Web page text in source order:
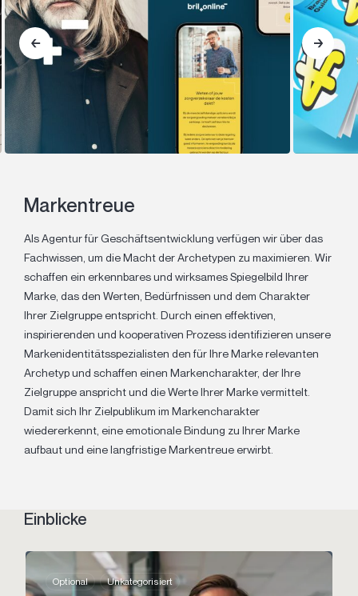
Markentreue
Als Agentur für Geschäftsentwicklung verfügen wir über das
Fachwissen, um die Macht der Archetypen zu maximieren. Wir
schaffen ein erkennbares und wirksames Spiegelbild Ihrer
Marke, das den Werten, Bedürfnissen und dem Charakter
Ihrer Zielgruppe entspricht. Durch einen effektiven,
inspirierenden und kooperativen Prozess identifizieren unsere
Markenidentitätsspezialisten den für Ihre Marke relevanten
Archetyp und schaffen einen Markencharakter, der Ihre
Zielgruppe anspricht und die Werte Ihrer Marke vermittelt.
Damit sich Ihr Zielpublikum im Markencharakter
wiedererkennt, eine emotionale Bindung zu Ihrer Marke
aufbaut und eine langfristige Markentreue erwirbt.
Einblicke
Optional Unkategorisiert